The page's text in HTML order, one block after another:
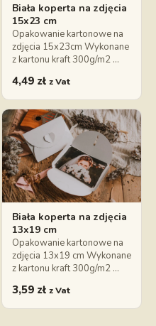
Biała koperta na zdjęcia
15x23 cm
Opakowanie kartonowe na
zdjęcia 15x23cm Wykonane
z kartonu kraft 300g/m2 …
4,49 zł z Vat
Biała koperta na zdjęcia
13x19 cm
Opakowanie kartonowe na
zdjęcia 13x19 cm Wykonane
z kartonu kraft 300g/m2 …
3,59 zł z Vat